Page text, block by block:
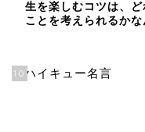
生を楽しむコツは、
ことを考えられるかな
10